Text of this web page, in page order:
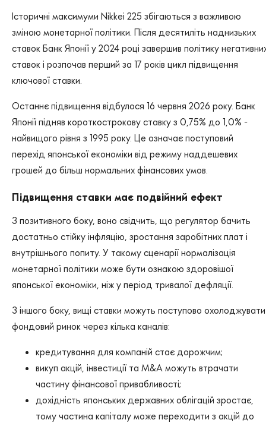
Історичні максимуми Nikkei 225 збігаються з важливою
зміною монетарної політики. Після десятиліть наднизьких
ставок Банк Японії у 2024 році завершив політику
ставок і розпочав перший за 17 років цикл підвищення
ключової ставки.
Останнє підвищення відбулося 16 червня 2026 року. Банк
Японії підняв короткострокову ставку з 0,75% до 1,0% -
найвищого рівня з 1995 року. Це означає поступовий
перехід японської економіки від режиму наддешевих
грошей до більш нормальних фінансових умов.
Підвищення ставки має подвійний ефект
З позитивного боку, воно свідчить, що регулятор бачить
достатньо стійку інфляцію, зростання заробітних плат і
внутрішнього попиту. У такому сценарії нормалізація
монетарної політики може бути ознакою здоровішої
японської економіки, ніж у період тривалої дефляції.
З іншого боку, вищі ставки можуть поступово охолоджувати
фондовий ринок через кілька каналів:
кредитування для компаній стає дорожчим;
викуп акцій, інвестиції та M&A можуть втрачати
частину фінансової привабливості;
дохідність японських державних облігацій зростає,
тому частина капіталу може переходити з акцій до